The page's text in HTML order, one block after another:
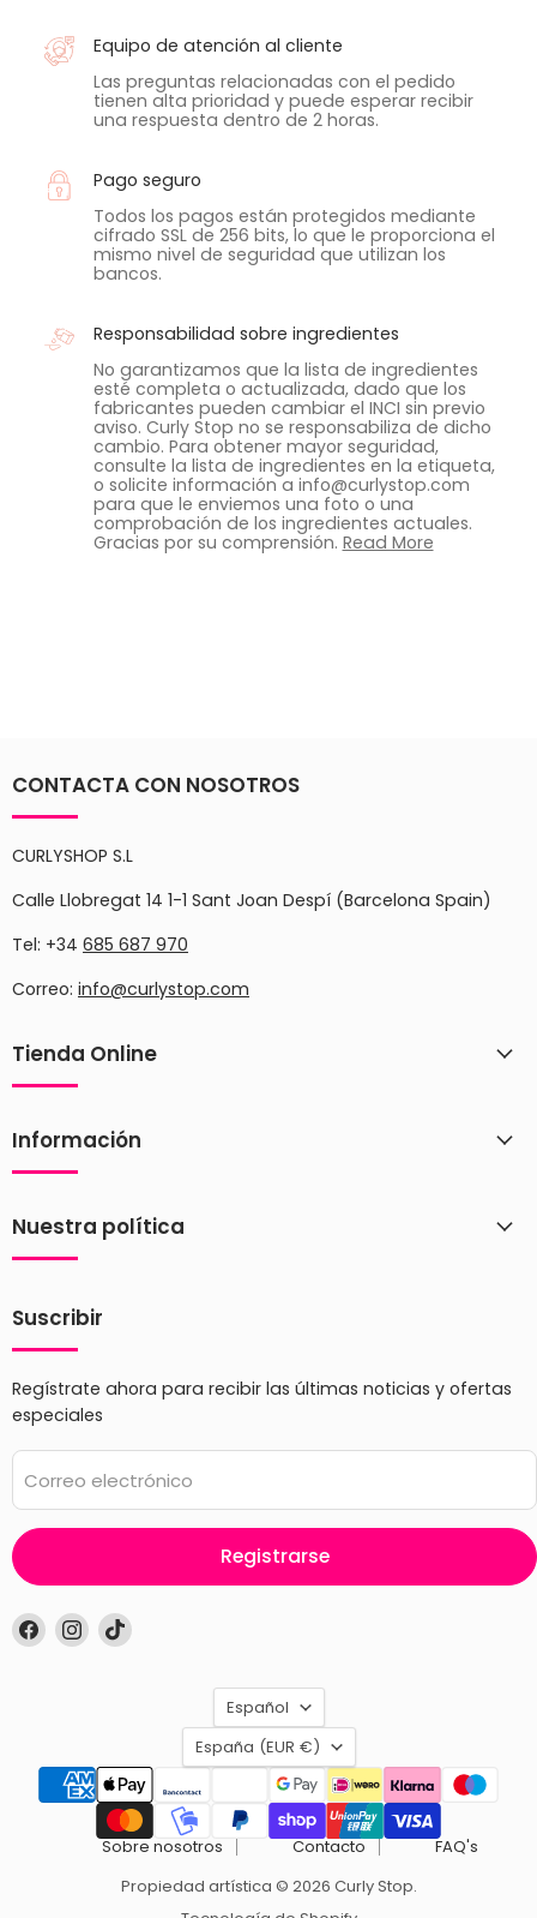
Equipo de atención al cliente
Las preguntas relacionadas con el pedido
tienen alta prioridad y puede esperar recibir
una respuesta dentro de 2 horas.
Pago seguro
Todos los pagos están protegidos mediante
cifrado SSL de 256 bits, lo que le proporciona el
mismo nivel de seguridad que utilizan los
bancos.
Responsabilidad sobre ingredientes
No garantizamos que la lista de ingredientes
esté completa o actualizada, dado que los
fabricantes pueden cambiar el INCI sin previo
aviso. Curly Stop no se responsabiliza de dicho
cambio. Para obtener mayor seguridad,
consulte la lista de ingredientes en la etiqueta,
o solicite información a info@curlystop.com
para que le enviemos una foto o una
comprobación de los ingredientes actuales.
Gracias por su comprensión. Read More
CONTACTA CON NOSOTROS
CURLYSHOP S.L
Calle Llobregat 14 1-1 Sant Joan Despí (Barcelona Spain)
Tel: +34 685 687 970
Correo: info@curlystop.com
Tienda Online
Información
Nuestra política
Suscribir
Regístrate ahora para recibir las últimas noticias y ofertas
especiales
Correo electrónico
Registrarse
Encuéntrenos
en
Encuéntrenos
en
Encuéntrenos
Idioma
Español
País
España (EUR €)
Sobre nosotros Contacto
FAQ's
Propiedad artística © 2026 Curly Stop.